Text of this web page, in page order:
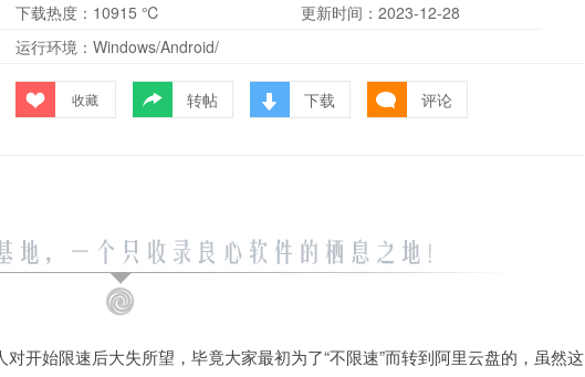
下载热度： 10915 ℃ 更新时间： 2023-12-28
运行环境： Windows/Android/
收藏 转帖 下载 评论
开始限速后大失所望，毕竟大家最初为了“不限速”而转到阿里云盘的，虽然这